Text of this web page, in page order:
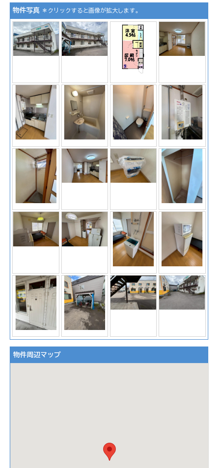
物件写真 ＊クリックすると画像が拡大します。
物件周辺マップ